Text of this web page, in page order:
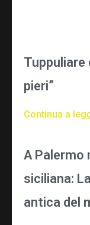
Tuppuliare
pieri”
Continua a
A Palermo
siciliana:
antica del